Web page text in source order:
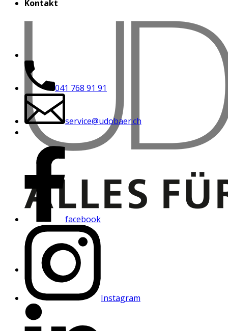
Kontakt
041 768 91 91
service@udobaer.ch
facebook
Instagram